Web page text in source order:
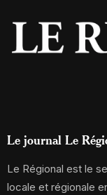
Le journal Le
Le Régional est le
locale et régionale